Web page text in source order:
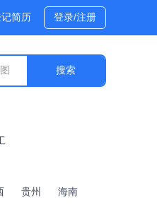
简历 登录/注册
贵州
海南